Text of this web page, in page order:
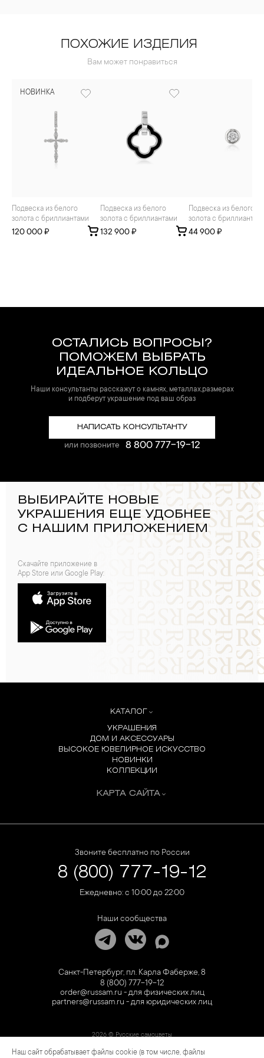
ПОХОЖИЕ ИЗДЕЛИЯ
Вам может понравиться
НОВИНКА
Подвеска из белого
золота с бриллиантами
120 000 ₽
Подвеска из белого
золота с бриллиантами
132 900 ₽
Подвеска из белого
золота с бриллиантом
44 900 ₽
ОСТАЛИСЬ ВОПРОСЫ?
ПОМОЖЕМ ВЫБРАТЬ
ИДЕАЛЬНОЕ КОЛЬЦО
Наши консультанты расскажут о камнях, металлах,размерах
и подберут украшение под ваш образ
НАПИСАТЬ КОНСУЛЬТАНТУ
или позвоните 8 800 777-19-12
ВЫБИРАЙТЕ НОВЫЕ
УКРАШЕНИЯ ЕЩЕ УДОБНЕЕ
С НАШИМ ПРИЛОЖЕНИЕМ
Скачайте приложение в
App Store или Google Play:
КАТАЛОГ
УКРАШЕНИЯ
ДОМ И АКСЕССУАРЫ
ВЫСОКОЕ ЮВЕЛИРНОЕ ИСКУССТВО
НОВИНКИ
КОЛЛЕКЦИИ
КАРТА САЙТА
Звоните бесплатно по России
8 (800) 777-19-12
Ежедневно: с 10:00 до 22:00
Наши сообщества
Санкт-Петербург, пл. Карла Фаберже, 8
8 (800) 777-19-12
order@russam.ru - для физических лиц
partners@russam.ru - для юридических лиц
2026 © Русские самоцветы
Предложение не является публичной офертой. Цены на сайте и в розничной сети
Наш сайт обрабатывает файлы cookie (в том числе, файлы